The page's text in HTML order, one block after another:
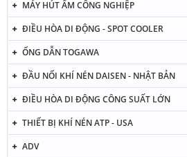
MÁY HÚT ẨM CÔNG NGHIỆP
ĐIỀU HÒA DI ĐỘNG - SPOT COOLER
ỐNG DẪN TOGAWA
ĐẦU NỐI KHÍ NÉN DAISEN - NHẬT BẢN
ĐIỀU HÒA DI ĐỘNG CÔNG SUẤT LỚN
THIẾT BỊ KHÍ NÉN ATP - USA
ADV